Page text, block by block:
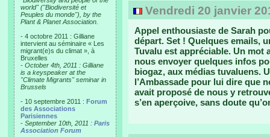
world" ("Biodiversité et
Peuples du monde"), by the
Plant & Planet Association.
- 4 octobre 2011 : Gilliane
intervient au séminaire « Les
migrant(e)s du climat », à
Bruxelles
- October 4th, 2011 : Gilliane
is a keyspeaker at the
"Climate Migrants" seminar in
Brussels
- 10 septembre 2011 : Forum
des Associations
Parisiennes
- September 10th, 2011 : Paris
Association Forum
Vendredi 20 janvier
Appel enthousiaste de Sarah
départ. Set ! Quelques emails,
Tuvalu est appréciable. Un mot
nous envoyer quelques infos
biogaz, aux médias tuvaluens.
l’Ambassade pour lui dire que
avait proposé de nous y
s’en aperçoive, sans doute